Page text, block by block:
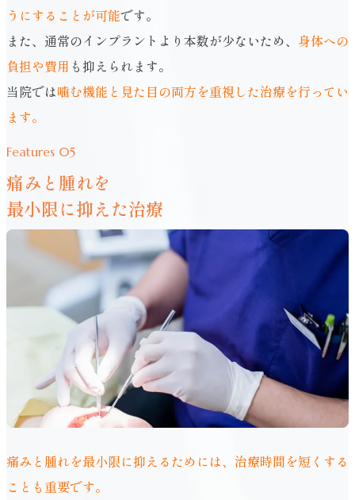
うにすることが可能です。
また、通常のインプラントより本数が少ないため、 身体への
負担や費用 も抑えられます。
当院では噛む機能と見た目の両方を重視した治療を行ってい
ます。
Features 05
痛みと腫れを
最小限に抑えた治療
痛みと腫れを最小限に抑えるためには、治療時間を短くする
ことも重要です。